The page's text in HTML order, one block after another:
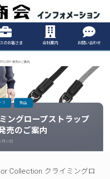
Information
のお客さま 会社案内 お問い合わせ
発売のご案内
ングロープストラップ
売のご案内
月10日
ス 製品
Collection クライミングロ